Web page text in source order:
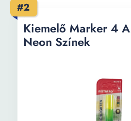
#2
Kiemelő Marker 4
Neon Színek